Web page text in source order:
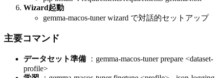
Wizard起動
gemma-macos-tuner wizard で対話的セットアップ
主要コマンド
データセット準備 ：gemma-macos-tuner prepare <dataset-
profile>